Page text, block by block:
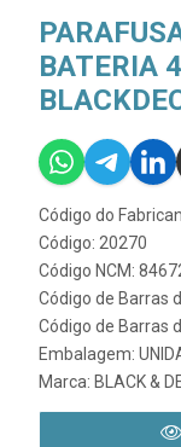
BATERIA
Código do
Código: 20270
Código NCM:
Código de Barras
Código de Barras
Embalagem:
Marca: BLACK &